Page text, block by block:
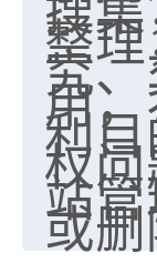
整
究
用
利
权
站
或